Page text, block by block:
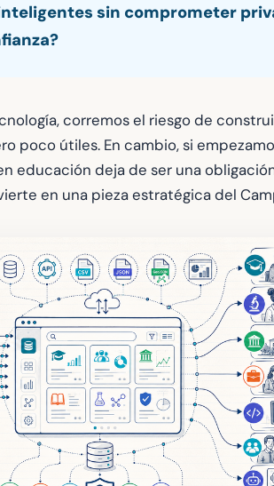
sin comprometer
corremos el riesgo de
poco útiles. En cambio, si
educación deja de ser una
en una pieza estratégica del